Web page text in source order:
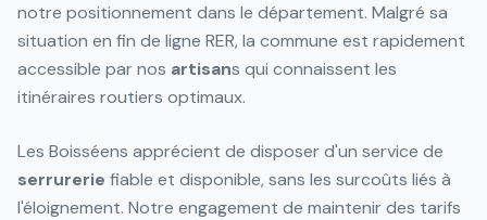
notre positionnement dans le département. Malgré sa
situation en fin de ligne RER, la commune est rapidement
accessible par nos artisans qui connaissent les
itinéraires routiers optimaux.
Les Boisséens apprécient de disposer d'un service de
serrurerie fiable et disponible, sans les surcoûts liés à
l'éloignement. Notre engagement de maintenir des tarifs